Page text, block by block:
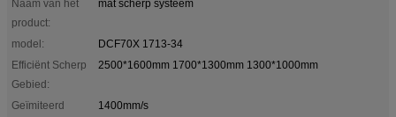
Naam van het
product:
mat scherp systeem
model:
DCF70X 1713-34
Efficiënt Scherp
Gebied:
2500*1600mm 1700*1300mm 1300*1000mm
Geïmiteerd
1400mm/s